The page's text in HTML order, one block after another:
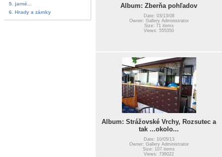
5. jarné...
6. Hrady a zámky
Album: Zberňa pohľadov
Date: 03/13/08
Owner: Gallery Administrator
Size: 71 items
Views: 555350
Album: Strážovské Vrchy, Rozsutec a
tak ...okolo...
Date: 10/05/13
Owner: Gallery Administrator
Size: 107 items
Views: 736022